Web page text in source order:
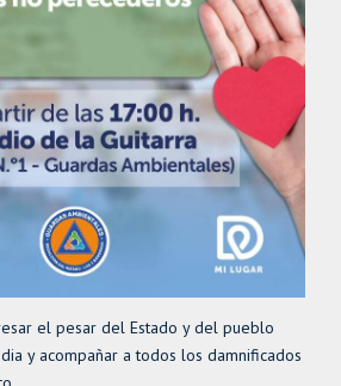
el pesar del Estado y del pueblo
y acompañar a todos los damnificados